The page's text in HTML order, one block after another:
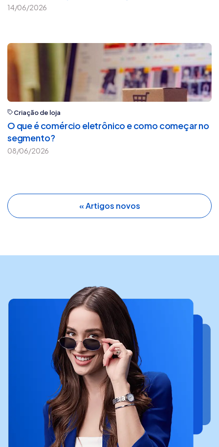
14/06/2026
Criação de loja
O que é comércio eletrônico e como começar no
segmento?
08/06/2026
« Artigos novos